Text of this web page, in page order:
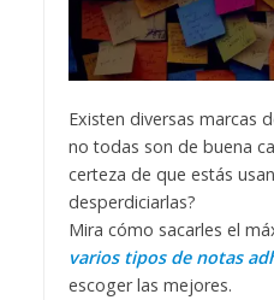
Existen diversas marcas
no todas son de buena
certeza de que estás
desperdiciarlas?
Mira cómo sacarles el
varios tipos de notas
escoger las mejores.